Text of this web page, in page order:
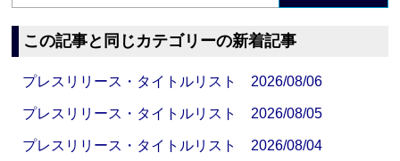
この記事と同じカテゴリーの新着記事
プレスリリース・タイトルリスト 2026/08/06
プレスリリース・タイトルリスト 2026/08/05
プレスリリース・タイトルリスト 2026/08/04